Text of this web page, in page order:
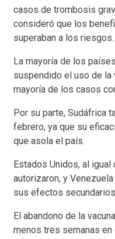
casos de trombosis
consideró que los
superaban a los riesgos.
La mayoría de los
suspendido el uso de la
mayoría de los casos
Por su parte, Sudáfrica
febrero, ya que su
que asola el país.
Estados Unidos, al
autorizaron, y
sus efectos
El abandono de la
menos tres semanas